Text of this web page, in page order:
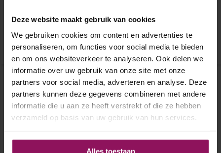
Deze website maakt gebruik van cookies
We gebruiken cookies om content en advertenties te
personaliseren, om functies voor social media te bieden
en om ons websiteverkeer te analyseren. Ook delen we
informatie over uw gebruik van onze site met onze
partners voor social media, adverteren en analyse. Deze
partners kunnen deze gegevens combineren met andere
informatie die u aan ze heeft verstrekt of die ze hebben
verzameld op basis van uw gebruik van hun services.
Alles toestaan
€ 150,- € 130,-